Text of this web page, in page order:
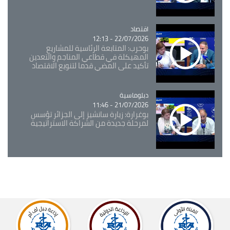
Catégorie
اقتصاد
22/07/2026 - 12:13
بوحرب: المتابعة الرئاسية للمشاريع
المهيكلة في قطاعي المناجم والتعدين
تأكيد على المضي قدما لتنويع الاقتصاد
Catégorie
دبلوماسية
21/07/2026 - 11:46
بوغرارة: زيارة سانشيز إلى الجزائر تؤسس
لمرحلة جديدة من الشراكة الاستراتيجية